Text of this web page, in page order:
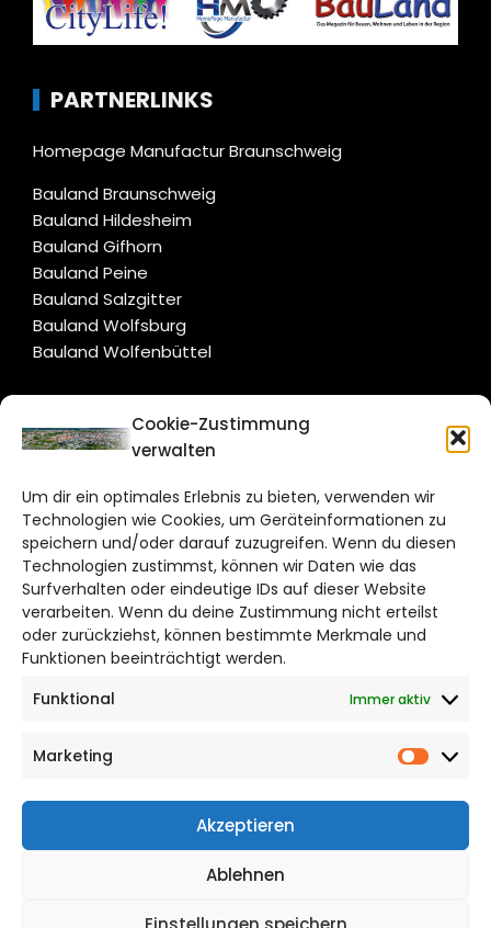
Cookie-Zustimmung
verwalten
Um dir ein optimales Erlebnis zu bieten, verwenden wir
Technologien wie Cookies, um Geräteinformationen zu
speichern und/oder darauf zuzugreifen. Wenn du diesen
Technologien zustimmst, können wir Daten wie das
Surfverhalten oder eindeutige IDs auf dieser Website
verarbeiten. Wenn du deine Zustimmung nicht erteilst
oder zurückziehst, können bestimmte Merkmale und
Funktionen beeinträchtigt werden.
Funktional
Immer aktiv
Marketing
Akzeptieren
Ablehnen
PARTNERLINKS
Homepage Manufactur Braunschweig
Bauland Braunschweig
Bauland Hildesheim
Bauland Gifhorn
Bauland Peine
Bauland Salzgitter
Bauland Wolfsburg
Bauland Wolfenbüttel
CITYLIFE!
Bruchtorwall 12
38100 Braunschweig
Telefon: 0531 387220 – 65
DAS STADTMAGAZIN FÜR
BRAUNSCHWEIG
Impressum
Cookie Richtlinie
CITYLIFE! BEI FACEBOOK